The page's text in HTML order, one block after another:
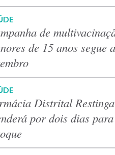
de
de 15 anos segue
Distrital
por dois dias